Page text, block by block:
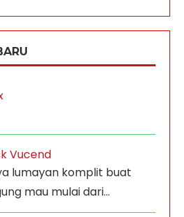
Vucend
lumayan komplit buat
mau mulai dari…